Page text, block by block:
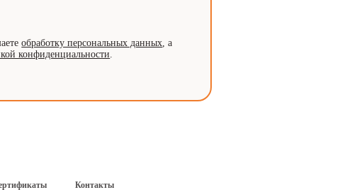
обработку персональных данных, а
конфиденциальности.
Контакты